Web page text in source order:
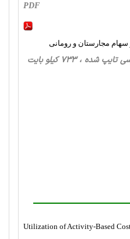
PDF
سهام مجارستان و رومانی
، کلیه گرایش ها، 15 صفحه فارسی تایپ شده ، 733 کیلو بایت
Utilization of Activity-Based